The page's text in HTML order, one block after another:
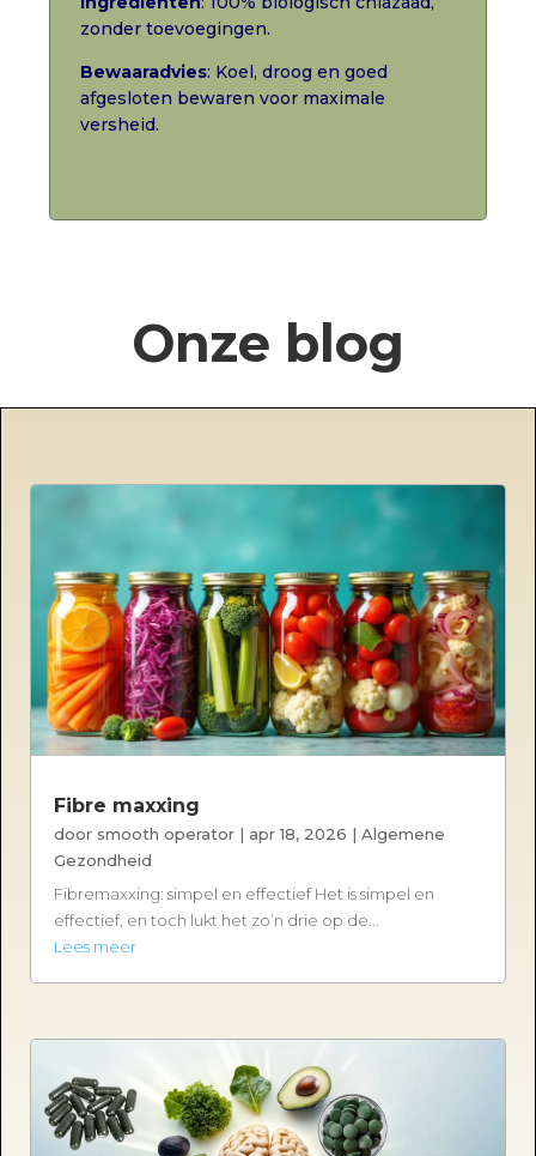
zonder toevoegingen.
Bewaaradvies: Koel, droog en goed
afgesloten bewaren voor maximale
versheid.
Onze blog
Fibre maxxing
door smooth operator | apr 18, 2026 |Algemene
Gezondheid
Fibremaxxing: simpel en effectief Het is simpel en
effectief, en toch lukt het zo’n drie op de...
Lees meer